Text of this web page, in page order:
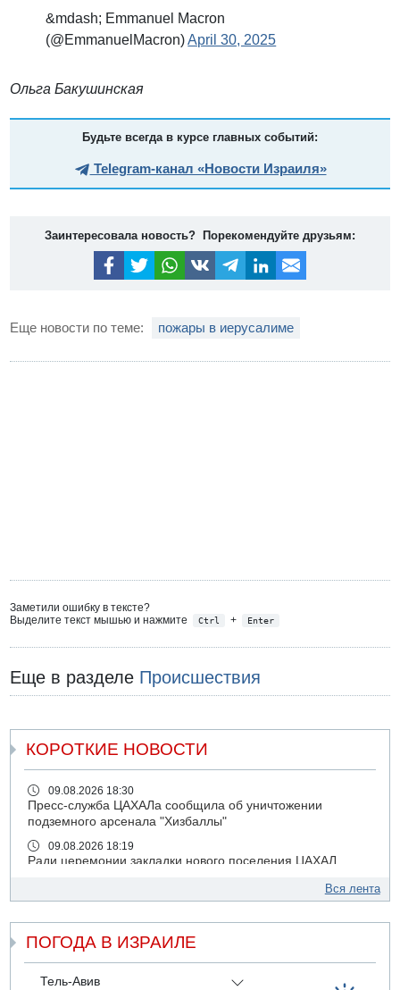
&mdash; Emmanuel Macron
(@EmmanuelMacron)April 30, 2025
Ольга Бакушинская
Будьте всегда в курсе главных событий:
Telegram-канал «Новости Израиля»
Заинтересовала новость? Порекомендуйте друзьям:
Еще новости по теме: пожары в иерусалиме
Заметили ошибку в тексте?
Выделите текст мышью и нажмите
Ctrl + Enter
Еще в разделе Происшествия
КОРОТКИЕ НОВОСТИ
09.08.2026 18:30
Пресс-служба ЦАХАЛа сообщила об уничтожении
подземного арсенала "Хизбаллы"
09.08.2026 18:19
Ради церемонии закладки нового поселения ЦАХАЛ
09.08.2026 18:15
администрации и команде президента Трампа»
Вся лента
ПОГОДА В ИЗРАИЛЕ
Тель-Авив